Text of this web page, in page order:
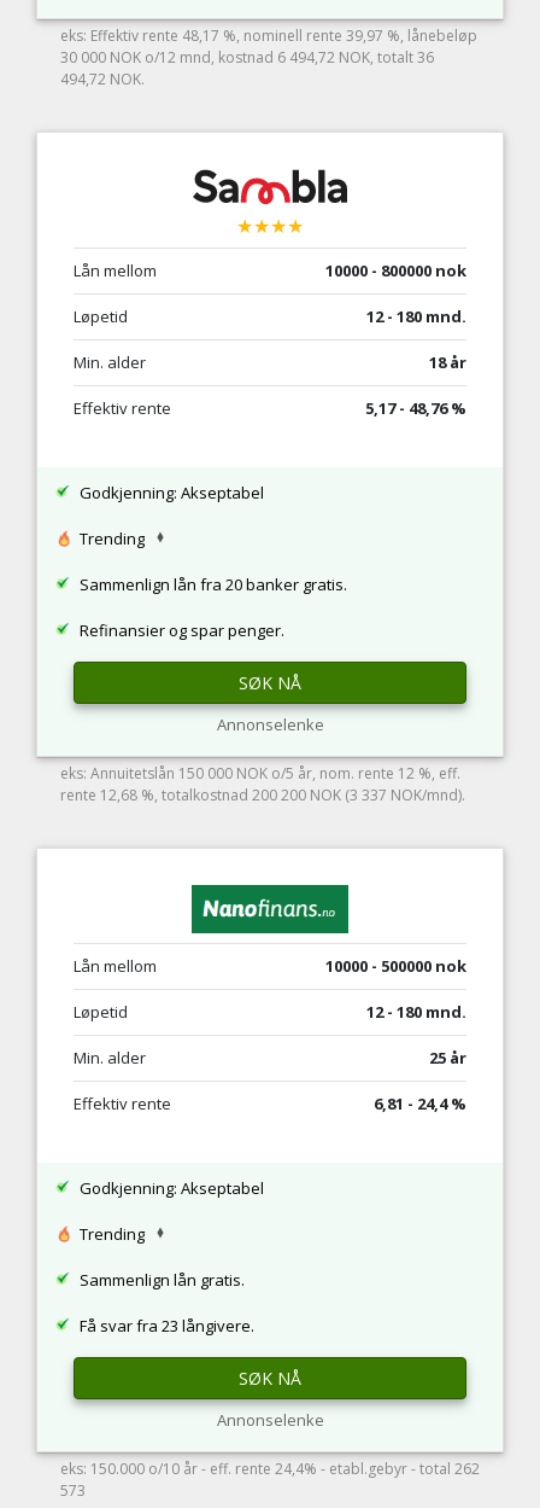
eks: Effektiv rente 48,17 %, nominell rente 39,97 %, lånebeløp
30 000 NOK o/12 mnd, kostnad 6 494,72 NOK, totalt 36
494,72 NOK.
★★★★
Lån mellom 10000 - 800000 nok
Løpetid 12 - 180 mnd.
Min. alder 18 år
Effektiv rente 5,17 - 48,76 %
Godkjenning: Akseptabel
Trending
Sammenlign lån fra 20 banker gratis.
Refinansier og spar penger.
SØK NÅ
Annonselenke
eks: Annuitetslån 150 000 NOK o/5 år, nom. rente 12 %, eff.
rente 12,68 %, totalkostnad 200 200 NOK (3 337 NOK/mnd).
Lån mellom 10000 - 500000 nok
Løpetid 12 - 180 mnd.
Min. alder 25 år
Effektiv rente 6,81 - 24,4 %
Godkjenning: Akseptabel
Trending
Sammenlign lån gratis.
Få svar fra 23 långivere.
SØK NÅ
Annonselenke
eks: 150.000 o/10 år - eff. rente 24,4% - etabl.gebyr - total 262
573